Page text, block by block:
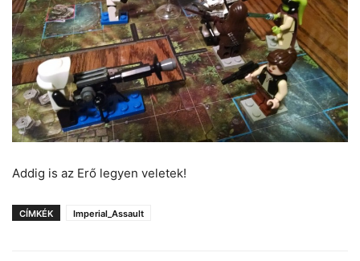
Addig is az Erő legyen veletek!
CÍMKÉK Imperial_Assault